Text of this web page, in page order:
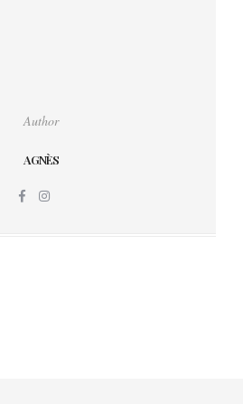
Author
AGNÈS